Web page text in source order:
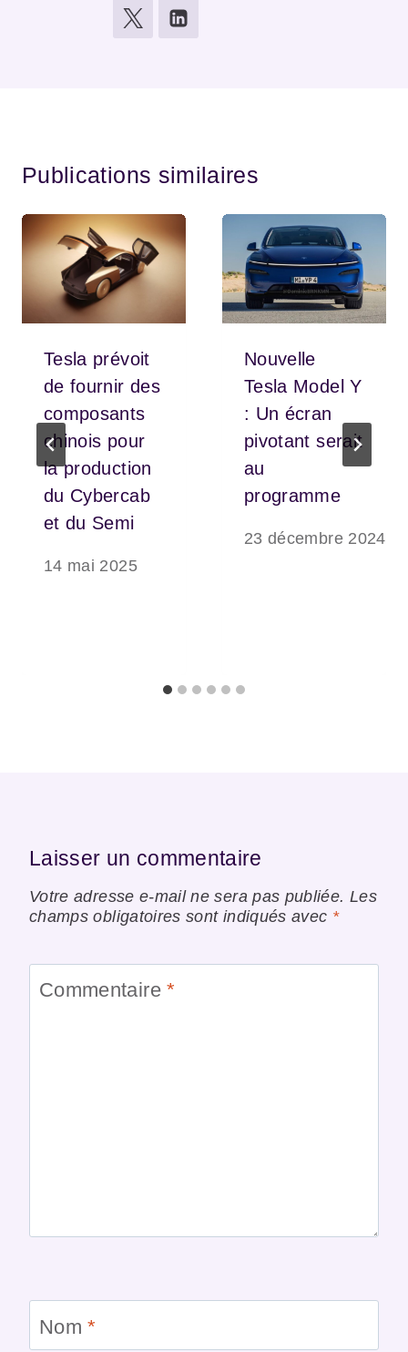
Publications similaires
Tesla prévoit
de fournir des
composants
chinois pour
la production
du Cybercab
et du Semi
14 mai 2025
Nouvelle
Tesla Model Y
: Un écran
pivotant serait
au
programme
23 décembre 2024
Laisser un commentaire
Votre adresse e-mail ne sera pas publiée. Les
champs obligatoires sont indiqués avec *
Commentaire*
Nom*